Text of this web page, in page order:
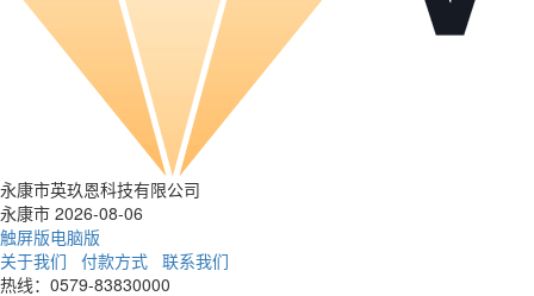
永康市英玖恩科技有限公司
永康市 2026-08-06
触屏版电脑版
关于我们
付款方式 联系我们
热线：0579-83830000